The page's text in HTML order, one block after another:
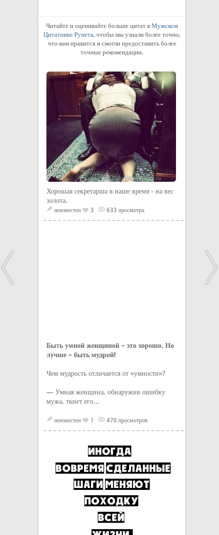
Читайте и оценивайте больше цитат в Мужском
Цитатнике Рунета, чтобы мы узнали более точно,
что вам нравится и смогли предоставить более
точные рекомендации.
Хорошая секретарша в наше время - на вес
золота.
неизвестен 3 633 просмотра
Быть умной женщиной – это хорошо. Но
лучше – быть мудрой!
Чем мудрость отличается от «умности»?
— Умная женщина, обнаружив ошибку
мужа, ткнет его...
неизвестен 1 470 просмотров